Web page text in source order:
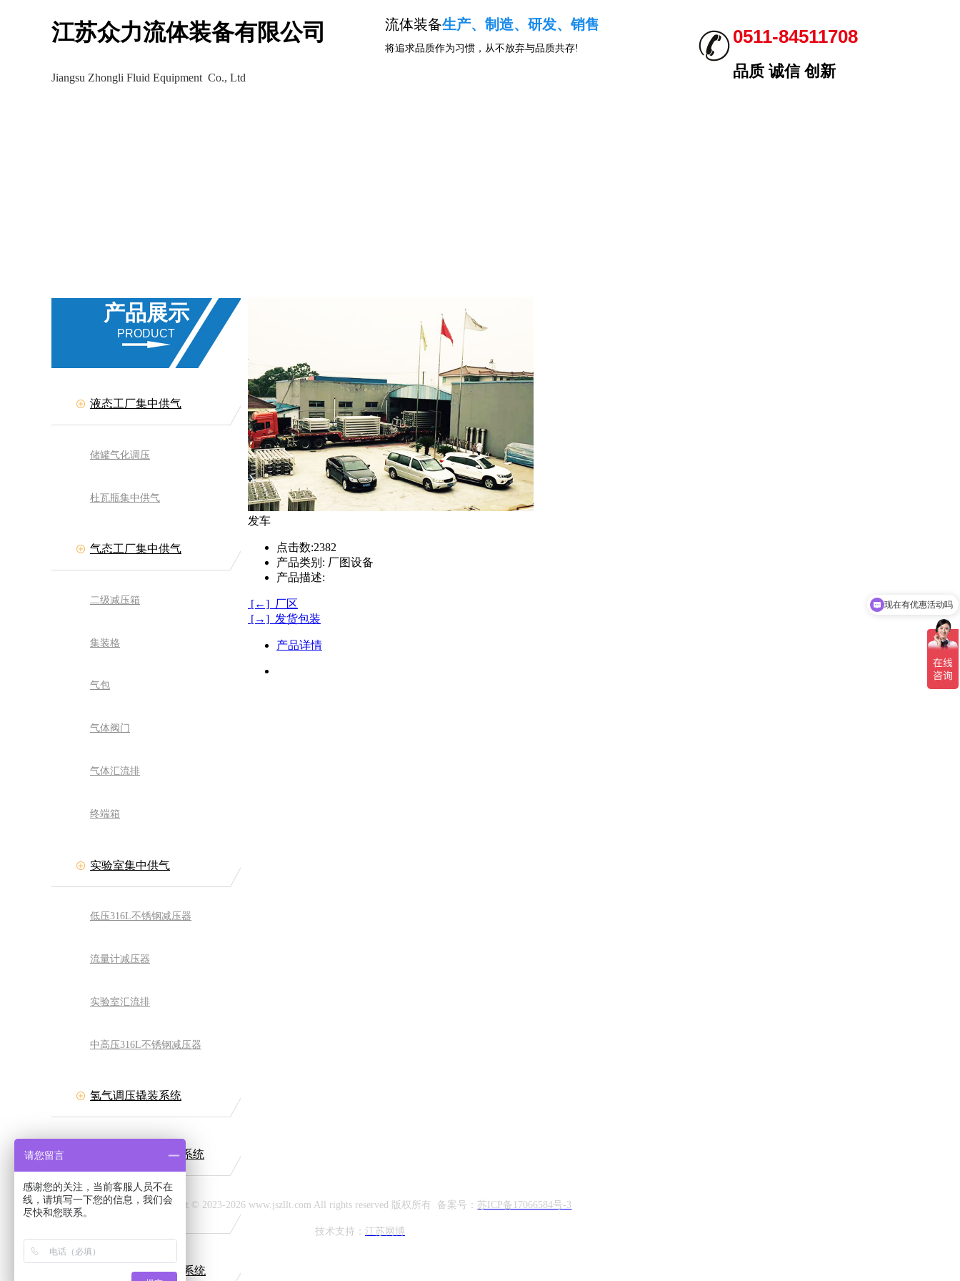
流体装备生产、制造、研发、销售
将追求品质作为习惯，从不放弃与品质共存!
0511-84511708
品质 诚信 创新
江苏众力流体装备有限公司
Jiangsu Zhongli Fluid Equipment Co., Ltd
发车
点击数:2382
产品类别: 厂图设备
产品描述:
[←] 厂区
[→] 发货包装
产品详情
产品展示
PRODUCT
液态工厂集中供气
储罐气化调压
杜瓦瓶集中供气
气态工厂集中供气
二级减压箱
集装格
气包
气体阀门
气体汇流排
终端箱
实验室集中供气
低压316L不锈钢减压器
流量计减压器
实验室汇流排
中高压316L不锈钢减压器
氢气调压撬装系统
普通燃气调压撬装系统
LNG气化调压撬装系统
体装备有限公司
Copyright © 2023-2026 www.jszllt.com All rights reserved 版权所有 备案号：苏ICP备17066584号-3
技术支持： 江苏网博
可以介绍下你们的产品么
请您留言
感谢您的关注，当前客服人员不在
线，请填写一下您的信息，我们会
尽快和您联系。